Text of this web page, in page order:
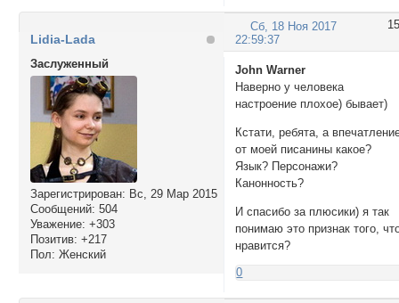
15
Сб, 18 Ноя 2017
22:59:37
Lidia-Lada
Заслуженный
Зарегистрирован: Вс, 29 Мар 2015
Сообщений: 504
Уважение: +303
Позитив: +217
Пол: Женский
John Warner
Наверно у человека
настроение плохое) бывает)
Кстати, ребята, а
от моей писанины какое?
Язык? Персонажи?
Канонность?
И спасибо за плюсики) я так
понимаю это признак того,
нравится?
0